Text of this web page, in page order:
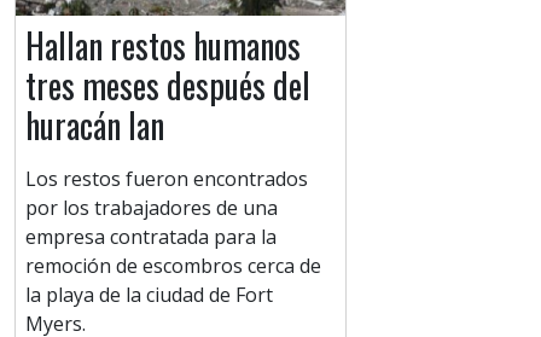
Hallan restos humanos
tres meses después del
huracán Ian
Los restos fueron encontrados
por los trabajadores de una
empresa contratada para la
remoción de escombros cerca de
la playa de la ciudad de Fort
Myers.